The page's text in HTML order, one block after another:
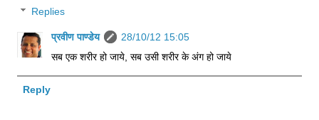
Replies
प्रवीण पाण्डेय
28/10/12 15:05
सब एक शरीर हो जाये, सब उसी शरीर के अंग हो जाये
Reply